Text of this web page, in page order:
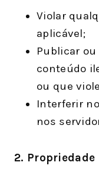
Violar
aplicável;
Publicar
conteúdo
ou que
Interferir
nos
2. Propriedade